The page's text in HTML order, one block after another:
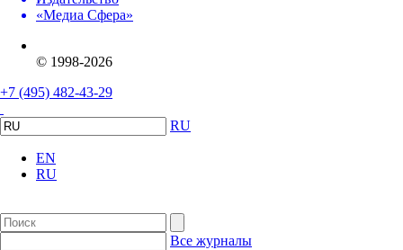
«Медиа Сфера»
© 1998-2026
+7 (495) 482-43-29
RU
EN
RU
Все журналы